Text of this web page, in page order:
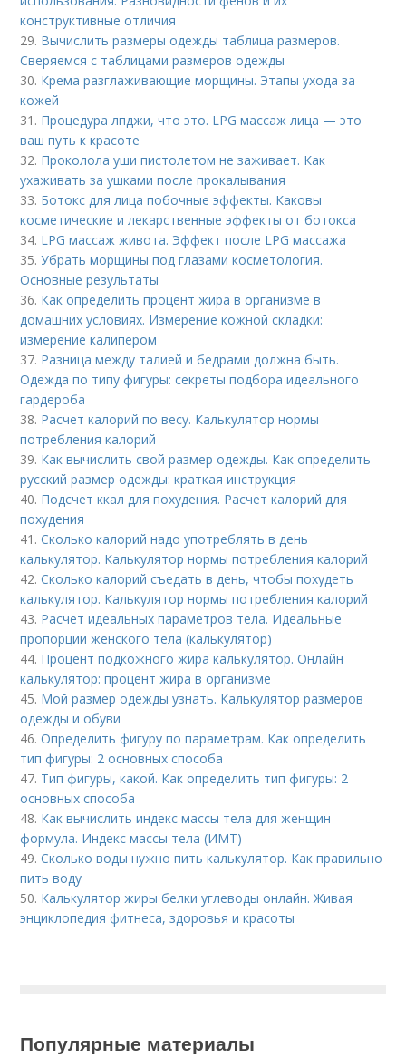
конструктивные отличия
29. Вычислить размеры одежды таблица размеров.
Сверяемся с таблицами размеров одежды
30. Крема разглаживающие морщины. Этапы ухода за
кожей
31. Процедура лпджи, что это. LPG массаж лица — это
ваш путь к красоте
32. Проколола уши пистолетом не заживает. Как
ухаживать за ушками после прокалывания
33. Ботокс для лица побочные эффекты. Каковы
косметические и лекарственные эффекты от ботокса
34. LPG массаж живота. Эффект после LPG массажа
35.Убрать морщины под глазами косметология.
Основные результаты
36. Как определить процент жира в организме в
домашних условиях. Измерение кожной складки:
измерение калипером
37. Разница между талией и бедрами должна быть.
Одежда по типу фигуры: секреты подбора идеального
гардероба
38. Расчет калорий по весу. Калькулятор нормы
потребления калорий
39. Как вычислить свой размер одежды. Как определить
русский размер одежды: краткая инструкция
40. Подсчет ккал для похудения. Расчет калорий для
похудения
41.Сколько калорий надо употреблять в день
калькулятор. Калькулятор нормы потребления калорий
42.Сколько калорий съедать в день, чтобы похудеть
калькулятор. Калькулятор нормы потребления калорий
43. Расчет идеальных параметров тела. Идеальные
пропорции женского тела (калькулятор)
44. Процент подкожного жира калькулятор. Онлайн
калькулятор: процент жира в организме
45. Мой размер одежды узнать. Калькулятор размеров
одежды и обуви
46.Определить фигуру по параметрам. Как определить
тип фигуры: 2 основных способа
47. Тип фигуры, какой. Как определить тип фигуры: 2
основных способа
48. Как вычислить индекс массы тела для женщин
формула. Индекс массы тела (ИМТ)
49.Сколько воды нужно пить калькулятор. Как правильно
пить воду
50. Калькулятор жиры белки углеводы онлайн. Живая
энциклопедия фитнеса, здоровья и красоты
Популярные материалы